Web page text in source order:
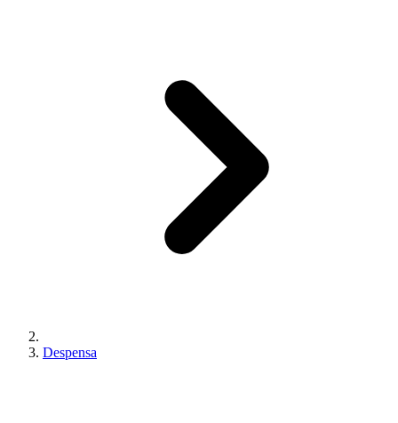
Despensa